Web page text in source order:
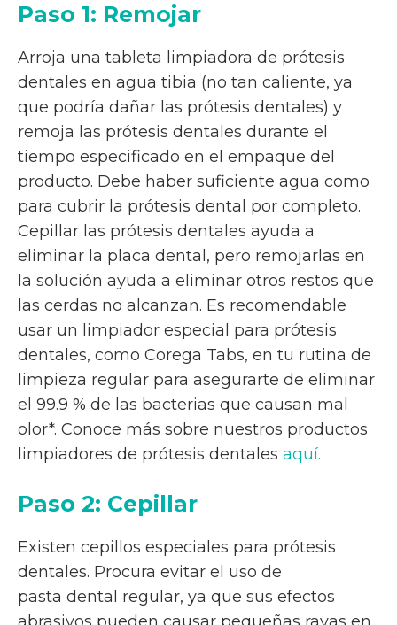
Paso 1: Remojar
Arroja una tableta limpiadora de prótesis
dentales en agua tibia (no tan caliente, ya
que podría dañar las prótesis dentales) y
remoja las prótesis dentales durante el
tiempo especificado en el empaque del
producto. Debe haber suficiente agua como
para cubrir la prótesis dental por completo.
Cepillar las prótesis dentales ayuda a
eliminar la placa dental, pero remojarlas en
la solución ayuda a eliminar otros restos que
las cerdas no alcanzan. Es recomendable
usar un limpiador especial para prótesis
dentales, como Corega Tabs, en tu rutina de
limpieza regular para asegurarte de eliminar
el 99.9 % de las bacterias que causan mal
olor*. Conoce más sobre nuestros productos
limpiadores de prótesis dentales aquí.
Paso 2: Cepillar
Existen cepillos especiales para prótesis
dentales. Procura evitar el uso de
pasta dental regular, ya que sus efectos